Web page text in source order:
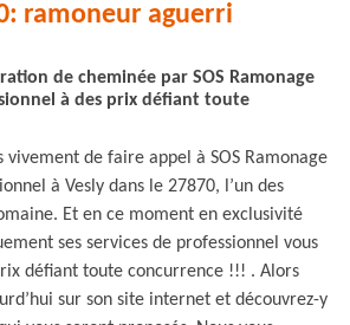
ramoneur aguerri
de cheminée par SOS Ramonage
à des prix défiant toute
vivement de faire appel à SOS Ramonage
à Vesly dans le 27870, l’un des
Et en ce moment en exclusivité
ses services de professionnel vous
défiant toute concurrence !!! . Alors
sur son site internet et découvrez-y